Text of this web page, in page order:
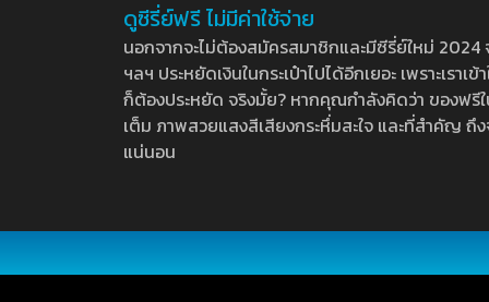
ดูซีรี่ย์ฟรี ไม่มีค่าใช้จ่าย
นอกจากจะไม่ต้องสมัครสมาชิกและมีซีรี่ย์ใหม่
ฯลฯ ประหยัดเงินในกระเป๋าไปได้อีกเยอะ เพราะเร
ก็ต้องประหยัด จริงมั้ย? หากคุณกำลังคิดว่า ของฟ
เต็ม ภาพสวยแสงสีเสียงกระหึ่มสะใจ และที่สำคัญ
แน่นอน